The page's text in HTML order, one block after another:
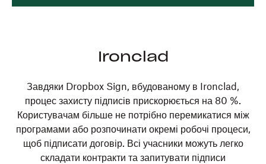
Ironclad
Завдяки Dropbox Sign, вбудованому в Ironclad,
процес захисту підписів прискорюється на 80 %.
Користувачам більше не потрібно перемикатися між
програмами або розпочинати окремі робочі процеси,
щоб підписати договір. Всі учасники можуть легко
складати контракти та запитувати підписи